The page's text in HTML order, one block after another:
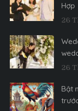
Hợp
26
26
Bật